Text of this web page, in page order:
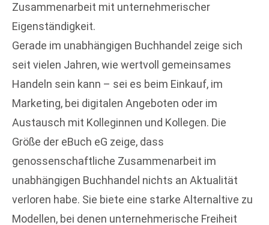
Zusammenarbeit mit unternehmerischer
Eigenständigkeit.
Gerade im unabhängigen Buchhandel zeige sich
seit vielen Jahren, wie wertvoll gemeinsames
Handeln sein kann – sei es beim Einkauf, im
Marketing, bei digitalen Angeboten oder im
Austausch mit Kolleginnen und Kollegen. Die
Größe der eBuch eG zeige, dass
genossenschaftliche Zusammenarbeit im
unabhängigen Buchhandel nichts an Aktualität
verloren habe. Sie biete eine starke Alternaltive zu
Modellen, bei denen unternehmerische Freiheit